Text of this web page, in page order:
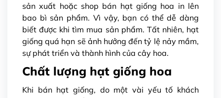
sản xuất hoặc shop bán hạt giống hoa in lên
bao bì sản phẩm. Vì vậy, bạn có thể dễ dàng
biết được khi tìm mua sản phẩm. Tất nhiên, hạt
giống quá hạn sẽ ảnh hưởng đến tỷ lệ nảy mầm,
sự phát triển và thành hình của cây hoa.
Chất lượng hạt giống hoa
Khi bán hạt giống, do một vài yếu tố khách